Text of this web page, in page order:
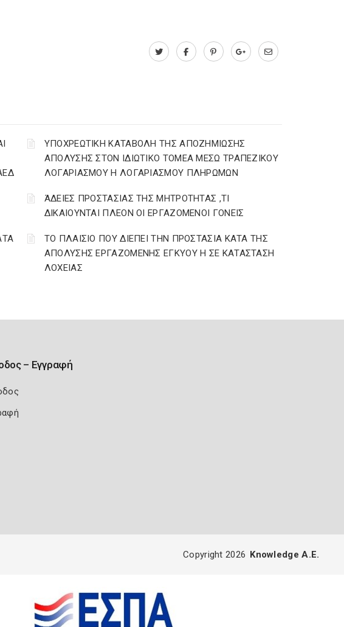
YΠΟΧΡΕΩΤΙΚΗ ΚΑΤΑΒΟΛΗ ΤΗΣ ΑΠΟΖΗΜΙΩΣΗΣ
ΑΠΟΛΥΣΗΣ ΣΤΟΝ ΙΔΙΩΤΙΚΟ ΤΟΜΕΑ ΜΕΣΩ ΤΡΑΠΕΖΙΚΟΥ
ΛΟΓΑΡΙΑΣΜΟΥ Η ΛΟΓΑΡΙΑΣΜΟΥ ΠΛΗΡΩΜΩΝ
ΆΔΕΙΕΣ ΠΡΟΣΤΑΣΙΑΣ ΤΗΣ ΜΗΤΡΟΤΗΤΑΣ ,ΤΙ
ΔΙΚΑΙΟΥΝΤΑΙ ΠΛΕΟΝ ΟΙ ΕΡΓΑΖΟΜΕΝΟΙ ΓΟΝΕΙΣ
ΤΟ ΠΛΑΙΣΙΟ ΠΟΥ ΔΙΕΠΕΙ ΤΗΝ ΠΡΟΣΤΑΣΙΑ ΚΑΤΑ ΤΗΣ
ΑΠΟΛΥΣΗΣ ΕΡΓΑΖΟΜΕΝΗΣ ΕΓΚΥΟΥ Η ΣΕ ΚΑΤΑΣΤΑΣΗ
ΛΟΧΕΙΑΣ
– Εγγραφή
Copyright 2026 Knowledge A.E.